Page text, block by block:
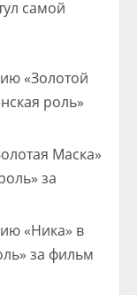
самой
«Золотой
роль»
Маска»
за
«Ника» в
за фильм